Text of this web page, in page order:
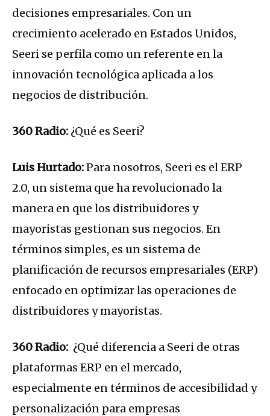
decisiones empresariales. Con un
crecimiento acelerado en Estados Unidos,
Seeri se perfila como un referente en la
innovación tecnológica aplicada a los
negocios de distribución.
360 Radio: ¿Qué es Seeri?
Luis Hurtado:Para nosotros, Seeri es el ERP
2.0, un sistema que ha revolucionado la
manera en que los distribuidores y
mayoristas gestionan sus negocios. En
términos simples, es un sistema de
planificación de recursos empresariales (ERP)
enfocado en optimizar las operaciones de
distribuidores y mayoristas.
360 Radio: ¿Qué diferencia a Seeri de otras
plataformas ERP en el mercado,
especialmente en términos de accesibilidad y
personalización para empresas